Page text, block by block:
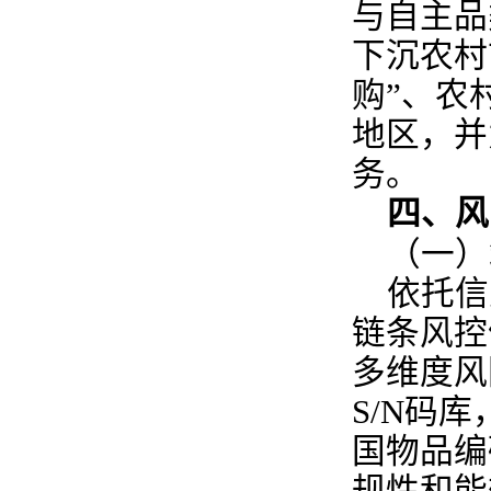
与自主
下沉农
购”、农
地区，
务。
四、
（一
依托
链条风
多维度
S/N码库
国物品